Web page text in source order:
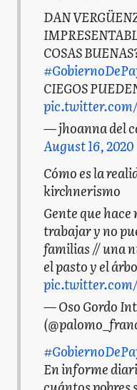
DAN
COSAS
CIEGOS
pic.twitter.com/
— jhoanna del
August 16, 2020
Cómo es la
kirchnerismo
Gente que hace
trabajar y no
familias // una
el pasto y el
pic.twitter.com/
— Oso Gordo
En informe